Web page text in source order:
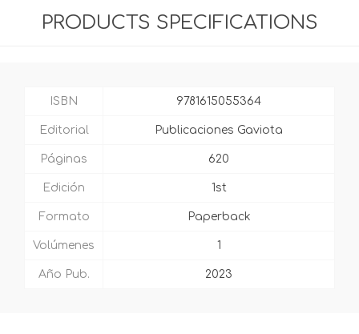
PRODUCTS SPECIFICATIONS
ISBN 9781615055364
Editorial Publicaciones Gaviota
Páginas 620
Edición 1st
Formato Paperback
Volúmenes 1
Año Pub. 2023